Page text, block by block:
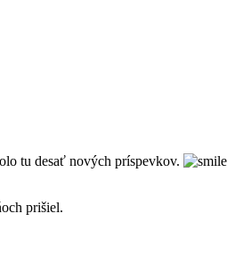
tu desať nových príspevkov.
prišiel.